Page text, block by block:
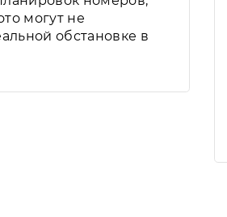
могут не
обстановке в